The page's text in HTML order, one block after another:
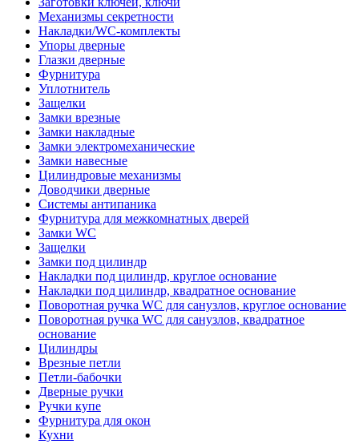
Механизмы секретности
Накладки/WC-комплекты
Упоры дверные
Глазки дверные
Фурнитура
Уплотнитель
Защелки
Замки врезные
Замки накладные
Замки электромеханические
Замки навесные
Цилиндровые механизмы
Доводчики дверные
Системы антипаника
Фурнитура для межкомнатных дверей
Замки WC
Защелки
Замки под цилиндр
Накладки под цилиндр, круглое основание
Накладки под цилиндр, квадратное основание
Поворотная ручка WC для санузлов, круглое основание
Поворотная ручка WC для санузлов, квадратное
основание
Цилиндры
Врезные петли
Петли-бабочки
Дверные ручки
Ручки купе
Фурнитура для окон
Кухни